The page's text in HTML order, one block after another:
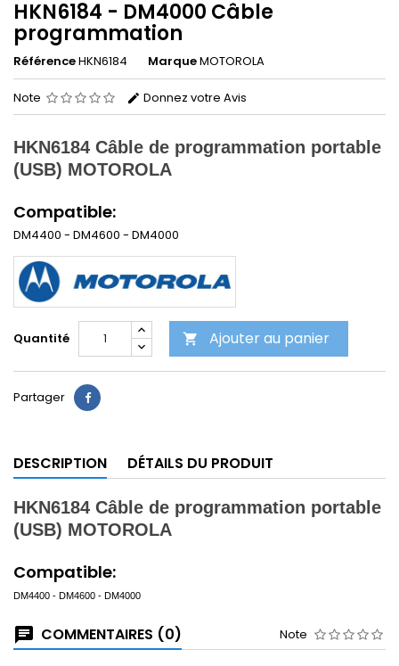
HKN6184 - DM4000 Câble
programmation
RéférenceHKN6184 MarqueMOTOROLA
Note Donnez votre Avis
HKN6184 Câble de programmation portable
(USB) MOTOROLA
Compatible:
DM4400 - DM4600 - DM4000
Quantité  Ajouter au panier
Partager Partager
DESCRIPTION DÉTAILS DU PRODUIT
HKN6184 Câble de programmation portable
(USB) MOTOROLA
Compatible:
DM4400 - DM4600 - DM4000
COMMENTAIRES (0) Note